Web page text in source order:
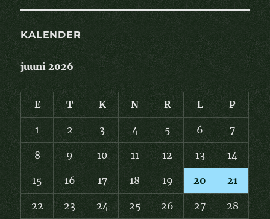
KALENDER
juuni 2026
E T K N R L P
1 2 3 4 5 6 7
8 9 10 11 12 13 14
15 16 17 18 19 20 21
22 23 24 25 26 27 28